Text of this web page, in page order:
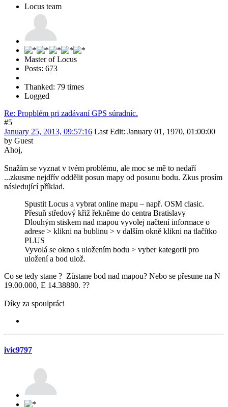
Locus team
Master of Locus
Posts: 673
Thanked: 79 times
Logged
Re: Propblém pri zadávaní GPS súradníc.
#5
January 25, 2013, 09:57:16 Last Edit: January 01, 1970, 01:00:00
by Guest
Ahoj,
Snažím se vyznat v tvém problému, ale moc se mě to nedaří
...zkusme nejdřív oddělit posun mapy od posunu bodu. Zkus prosím
následující příklad.
Spustit Locus a vybrat online mapu – např. OSM clasic.
Přesuň středový křiž řekněme do centra Bratislavy
Dlouhým stiskem nad mapou vyvolej načtení informace o
adrese > klikni na bublinu > v dalším okně klikni na tlačítko
PLUS
Vyvolá se okno s uložením bodu > vyber kategorii pro
uložení a bod ulož.
Co se tedy stane ? Zůstane bod nad mapou? Nebo se přesune na N
19.00.000, E 14.38880. ??
Díky za spoulpráci
ivic9797